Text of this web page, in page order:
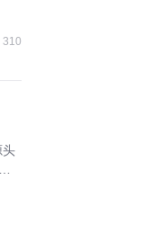
310
头